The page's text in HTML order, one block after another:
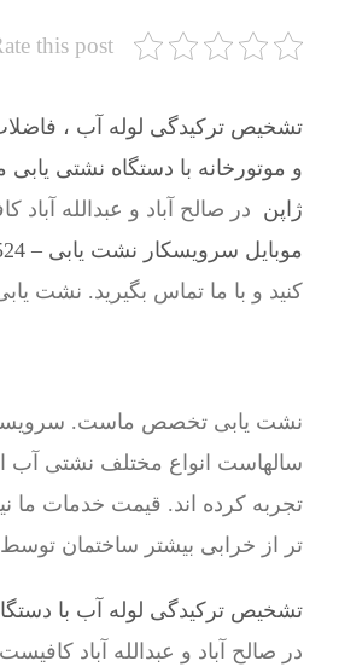
this post
تشخیص ترکیدگی لوله آب ، فاضلاب
و موتورخانه با دستگاه نشتی
ژاپن در صالح آباد و عبدالله
موبایل سرویسکار نشت یابی – 09198528524
کنید و با ما تماس بگیرید. نشت
نشت یابی تخصص ماست.
سالهاست انواع مختلف نشتی آب از
تجربه کرده اند. قیمت خدمات ما
تر از خرابی بیشتر ساختمان
تشخیص ترکیدگی لوله آب با
در صالح آباد و عبدالله آباد